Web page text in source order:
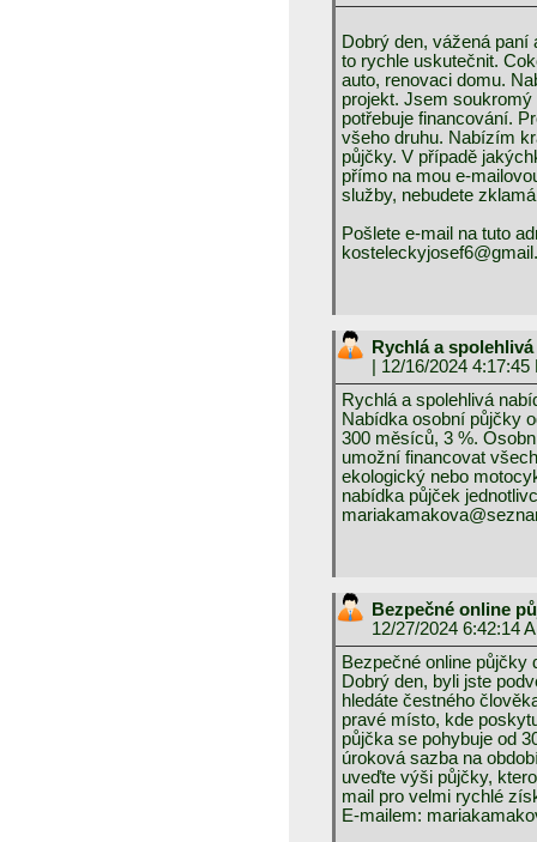
Dobrý den, vážená
to rychle uskutečnit.
auto, renovaci domu.
projekt. Jsem
potřebuje financování.
všeho druhu. Nabízím
půjčky. V případě
přímo na mou e-
služby, nebudete
Pošlete e-mail na tuto
Rychlá a
| 12/16/2024 4:17:45
Rychlá a spolehlivá
Nabídka osobní půjčky
300 měsíců, 3 %.
umožní financovat
ekologický nebo
nabídka půjček
Bezpečné online
12/27/2024 6:42:14
Bezpečné online půjčky
Dobrý den, byli jste
hledáte čestného
pravé místo, kde
půjčka se pohybuje od
úroková sazba na
uveďte výši půjčky,
mail pro velmi rychlé
E-mailem: